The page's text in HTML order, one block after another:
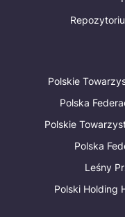
Polskie
Polska
Polskie
Polska
Leśny
Polski Holding